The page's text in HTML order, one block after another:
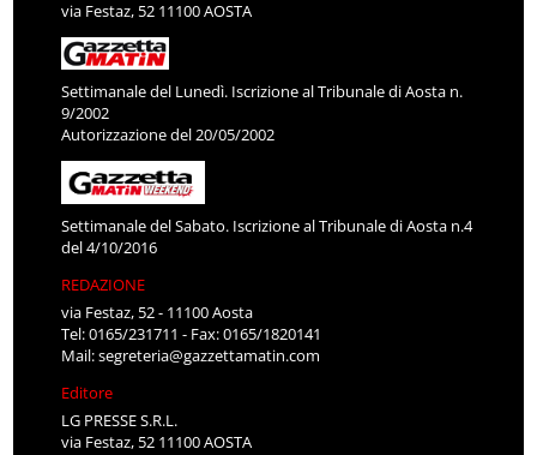
via Festaz, 52 11100 AOSTA
Settimanale del Lunedì. Iscrizione al Tribunale di Aosta n.
9/2002
Autorizzazione del 20/05/2002
Settimanale del Sabato. Iscrizione al Tribunale di Aosta n.4
del 4/10/2016
REDAZIONE
via Festaz, 52 - 11100 Aosta
Tel: 0165/231711 - Fax: 0165/1820141
Mail:segreteria@gazzettamatin.com
Editore
LG PRESSE S.R.L.
via Festaz, 52 11100 AOSTA